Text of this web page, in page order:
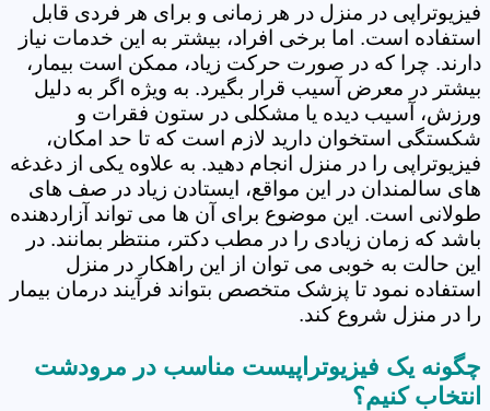
فیزیوتراپی در منزل در هر زمانی و برای هر فردی قابل
استفاده است. اما برخی افراد، بیشتر به این خدمات نیاز
دارند. چرا که در صورت حرکت زیاد، ممکن است بیمار،
بیشتر در معرض آسیب قرار بگیرد. به ویژه اگر به دلیل
ورزش، آسیب دیده یا مشکلی در ستون فقرات و
شکستگی استخوان دارید لازم است که تا حد امکان،
فیزیوتراپی را در منزل انجام دهید. به علاوه یکی از دغدغه
های سالمندان در این مواقع، ایستادن زیاد در صف های
طولانی است. این موضوع برای آن ها می تواند آزاردهنده
باشد که زمان زیادی را در مطب دکتر، منتظر بمانند. در
این حالت به خوبی می توان از این راهکار در منزل
استفاده نمود تا پزشک متخصص بتواند فرآیند درمان بیمار
را در منزل شروع کند.
چگونه یک فیزیوتراپیست مناسب در مرودشت
انتخاب کنیم؟